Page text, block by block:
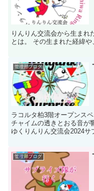
りんりん交流会から生まれ
とは。 その生まれた経緯や
管理部ブログ
ラコルタ柏3階オープンス
チャイムの透きとおる音が
ゆくりんりん交流会2024サ
管理部ブログ